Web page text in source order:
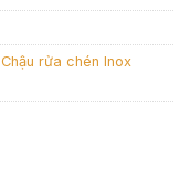
Chậu rửa chén Inox